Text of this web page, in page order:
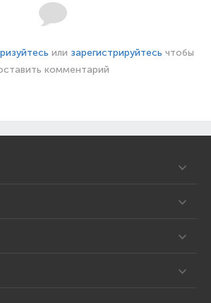
или зарегистрируйтесь чтобы
комментарий